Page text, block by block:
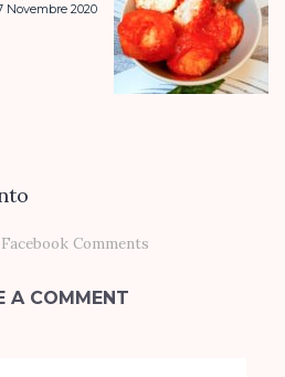
Novembre 2020
Facebook Comments
A COMMENT